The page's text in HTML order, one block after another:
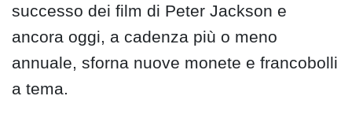
successo dei film di Peter Jackson e
ancora oggi, a cadenza più o meno
annuale, sforna nuove monete e francobolli
a tema.